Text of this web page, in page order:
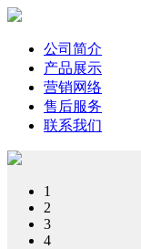
公司简介
产品展示
营销网络
售后服务
联系我们
1
2
3
4